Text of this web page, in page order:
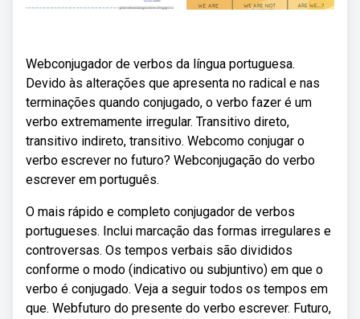
Webconjugador de verbos da língua portuguesa.
Devido às alterações que apresenta no radical e nas
terminações quando conjugado, o verbo fazer é um
verbo extremamente irregular. Transitivo direto,
transitivo indireto, transitivo. Webcomo conjugar o
verbo escrever no futuro? Webconjugação do verbo
escrever em português.
O mais rápido e completo conjugador de verbos
portugueses. Inclui marcação das formas irregulares e
controversas. Os tempos verbais são divididos
conforme o modo (indicativo ou subjuntivo) em que o
verbo é conjugado. Veja a seguir todos os tempos em
que. Webfuturo do presente do verbo escrever. Futuro,